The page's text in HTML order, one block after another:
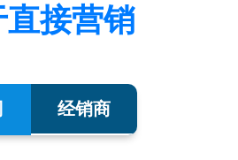
接营销
经销商